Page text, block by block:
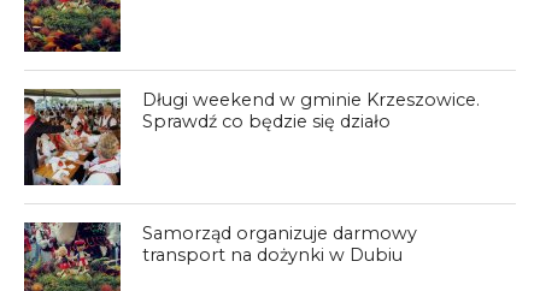
Długi weekend w gminie Krzeszowice.
Sprawdź co będzie się działo
Samorząd organizuje darmowy
transport na dożynki w Dubiu